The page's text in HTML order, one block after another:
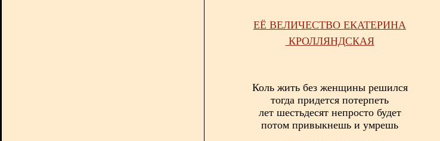
ЕЁ ВЕЛИЧЕСТВО ЕКАТЕРИНА
КРОЛЛЯНДСКАЯ
Коль жить без женщины решился
тогда придется потерпеть
лет шестьдесят непросто будет
потом привыкнешь и умрешь